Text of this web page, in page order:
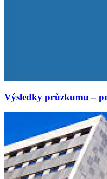
Výsledky průzkumu –